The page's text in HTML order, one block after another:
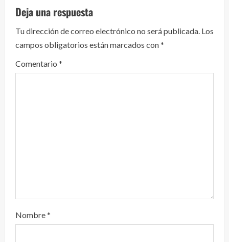
e
y
e
n
Deja una respuesta
Tu dirección de correo electrónico no será publicada. Los
campos obligatorios están marcados con*
Comentario *
Nombre*